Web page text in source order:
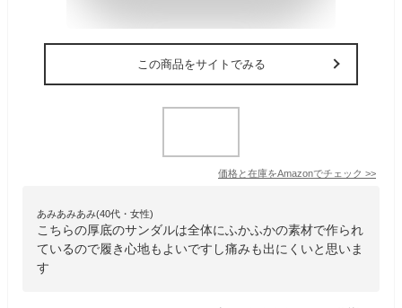
この商品をサイトでみる
価格と在庫をAmazonでチェック >>
あみあみあみ(40代・女性)
こちらの厚底のサンダルは全体にふかふかの素材で作られ
ているので履き心地もよいですし痛みも出にくいと思いま
す